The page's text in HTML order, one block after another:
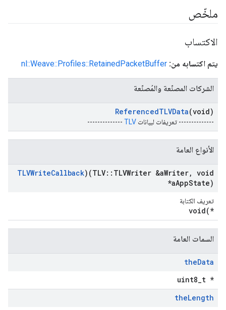
ملخّص
الاكتساب
يتم اكتسابه من: nl::Weave::Profiles::RetainedPacketBuffer
الشركات المصنّعة والمُصنّعة
ReferencedTLVData(void)
-------------- تعريفات لبيانات TLV
--------------
الأنواع العامة
TLVWriteCallback)(TLV:: TLVWriter &aWriter, void
*aAppState)
تعريف الكتابة
void(*
السمات العامة
theData
uint8_t *
theLength